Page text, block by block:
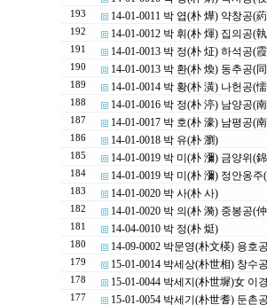
193 14-01-0011 박 엽(朴 燁) 약창공(
192 14-01-0012 박 휘(朴 煇) 집의공(
191 14-01-0013 박 정(朴 炡) 하석공(
190 14-01-0013 박 환(朴 煥) 동추공(
189 14-01-0014 박 황(朴 潢) 나헌공(
188 14-01-0016 박 정(朴 渟) 남양공(
187 14-01-0017 박 호(朴 濠) 남평공(
186 14-01-0018 박 유(朴 瀏)
185 14-01-0019 박 미(朴 瀰) 금양위(
184 14-01-0019 박 미(朴 瀰) 정안옹
183 14-01-0020 박 사(朴 사)
182 14-01-0020 박 의(朴 漪) 중봉공(
181 14-04-0010 박 정(朴 烶)
180 14-09-0002 박문영(朴文楧) 용호
179 15-01-0014 박세상(朴世相) 창수
178 15-01-0044 박세지(朴世墀)女 이
177 15-01-0054 박세기(朴世耆) 둔촌